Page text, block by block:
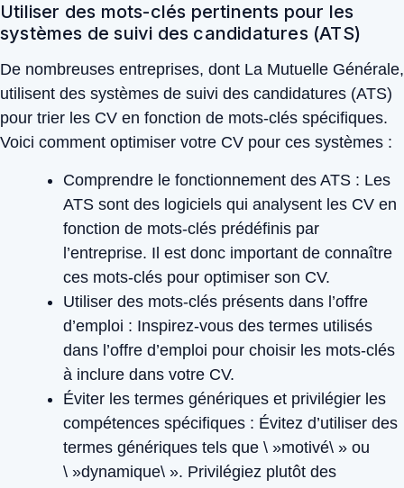
Utiliser des mots-clés pertinents pour les
systèmes de suivi des candidatures (ATS)
De nombreuses entreprises, dont La Mutuelle Générale,
utilisent des systèmes de suivi des candidatures (ATS)
pour trier les CV en fonction de mots-clés spécifiques.
Voici comment optimiser votre CV pour ces systèmes :
Comprendre le fonctionnement des ATS : Les
ATS sont des logiciels qui analysent les CV en
fonction de mots-clés prédéfinis par
l’entreprise. Il est donc important de connaître
ces mots-clés pour optimiser son CV.
Utiliser des mots-clés présents dans l’offre
d’emploi : Inspirez-vous des termes utilisés
dans l’offre d’emploi pour choisir les mots-clés
à inclure dans votre CV.
Éviter les termes génériques et privilégier les
compétences spécifiques : Évitez d’utiliser des
termes génériques tels que \ »motivé\ » ou
\ »dynamique\ ». Privilégiez plutôt des